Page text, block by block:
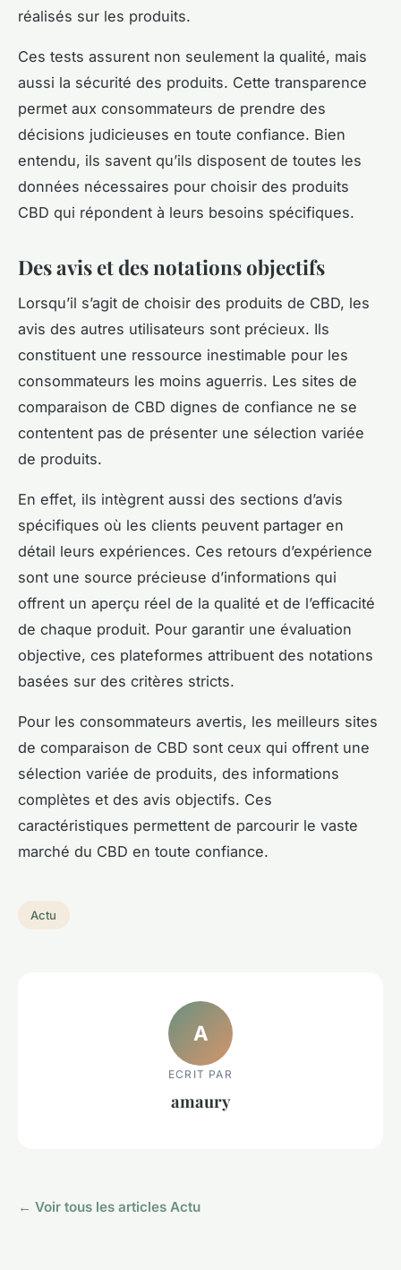
réalisés sur les produits.
Ces tests assurent non seulement la qualité, mais
aussi la sécurité des produits. Cette transparence
permet aux consommateurs de prendre des
décisions judicieuses en toute confiance. Bien
entendu, ils savent qu’ils disposent de toutes les
données nécessaires pour choisir des produits
CBD qui répondent à leurs besoins spécifiques.
Des avis et des notations objectifs
Lorsqu’il s’agit de choisir des produits de CBD, les
avis des autres utilisateurs sont précieux. Ils
constituent une ressource inestimable pour les
consommateurs les moins aguerris. Les sites de
comparaison de CBD dignes de confiance ne se
contentent pas de présenter une sélection variée
de produits.
En effet, ils intègrent aussi des sections d’avis
spécifiques où les clients peuvent partager en
détail leurs expériences. Ces retours d’expérience
sont une source précieuse d’informations qui
offrent un aperçu réel de la qualité et de l’efficacité
de chaque produit. Pour garantir une évaluation
objective, ces plateformes attribuent des notations
basées sur des critères stricts.
Pour les consommateurs avertis, les meilleurs sites
de comparaison de CBD sont ceux qui offrent une
sélection variée de produits, des informations
complètes et des avis objectifs. Ces
caractéristiques permettent de parcourir le vaste
marché du CBD en toute confiance.
Actu
A
ECRIT PAR
amaury
← Voir tous les articles Actu